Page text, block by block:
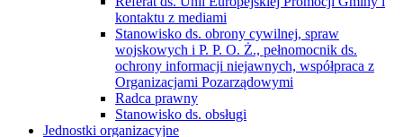
kontaktu z mediami
Stanowisko ds. obrony cywilnej, spraw
wojskowych i P. P. O. Ż., pełnomocnik ds.
ochrony informacji niejawnych, współpraca z
Organizacjami Pozarządowymi
Radca prawny
Stanowisko ds. obsługi
Jednostki organizacyjne